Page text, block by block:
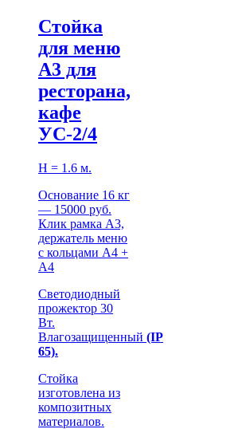
Стойка
для меню
А3 для
ресторана,
кафе
УС-2/4
Н = 1.6 м.
Основание 16 кг
— 15000 руб.
Клик рамка А3,
держатель меню
с кольцами А4 +
А4
Светодиодный
прожектор 30
Вт.
Влагозащищенный (IP
65).
Стойка
изготовлена из
композитных
материалов.